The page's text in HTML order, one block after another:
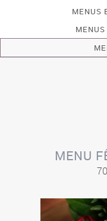
MENUS
MENU